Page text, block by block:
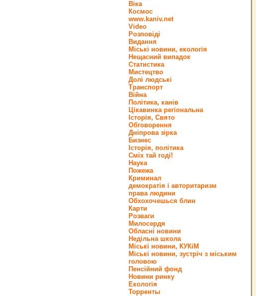
Віка
Космос
www.kaniv.net
Video
Розповіді
Видання
Міські новини, екологія
Нещасний випадок
Статистика
Мистецтво
Долі людські
Транспорт
Війна
Політика, канів
Цікавинка регіональна
Історія, Свято
Обговорення
Дніпрова зірка
Бизнес
Історія, політика
Сміх тай годі!
Наука
Пожежа
Криминал
демократія і авторитаризм
права людини
Обхохочешься блин
Карти
Розваги
Милосердя
Обласні новини
Недільна школа
Міські новини, КУКіМ
Міські новини, зустріч з міським
головою
Пенсійний фонд
Новини ринку
Екологія
Торренты